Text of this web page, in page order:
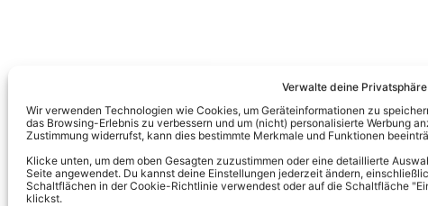
Verwalte deine Privatsphäre
Wir verwenden Technologien wie Cookies, um Geräteinformationen zu
das Browsing-Erlebnis zu verbessern und um (nicht) personalisierte Werbung
Zustimmung widerrufst, kann dies bestimmte Merkmale und Funktionen
Klicke unten, um dem oben Gesagten zuzustimmen oder eine detaillierte
Seite angewendet. Du kannst deine Einstellungen jederzeit ändern,
Schaltflächen in der Cookie-Richtlinie verwendest oder auf die Schaltfläche
klickst.